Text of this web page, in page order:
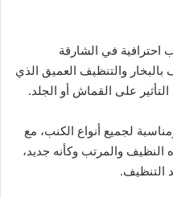
في الشارقة
والتنظيف العميق الذي
على القماش أو الجلد.
لجميع أنواع الكنب، مع
النظيف والمرتب وكأنه جديد،
التنظيف.